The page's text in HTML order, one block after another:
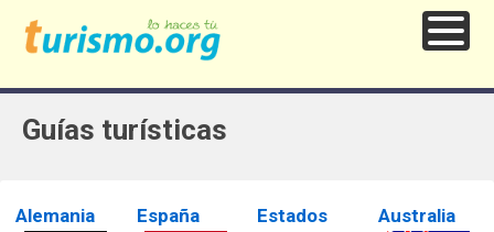
Guías turísticas
Alemania España
Estados
Australia